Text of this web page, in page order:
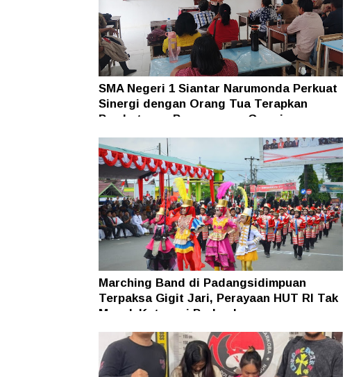
SMA Negeri 1 Siantar Narumonda Perkuat
Sinergi dengan Orang Tua Terapkan
Pembatasan Penggunaan Gawai
Marching Band di Padangsidimpuan
Terpaksa Gigit Jari, Perayaan HUT RI Tak
Masuk Kategori Perlombaan